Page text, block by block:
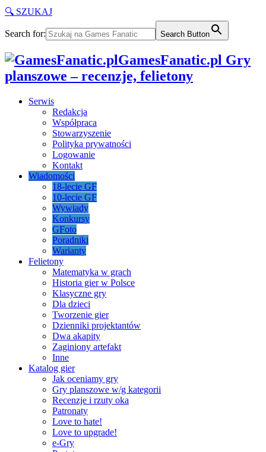
🔍 SZUKAJ
Search for: Search Button
GamesFanatic.pl Gry
planszowe – recenzje, felietony
Serwis
Redakcja
Współpraca
Stowarzyszenie
Polityka prywatności
Logowanie
Kontakt
Wiadomości
18-lecie GF
10-lecie GF
Wywiady
Konkursy
GFoto
Poradniki
Warianty
Felietony
Matematyka w grach
Historia gier w Polsce
Klasyczne gry
Dla dzieci
Tworzenie gier
Dzienniki projektantów
Dwa akapity
Zaginiony artefakt
Inne
Katalog gier
Jak oceniamy gry
Gry planszowe w/g kategorii
Recenzje i rzuty oka
Patronaty
Love to hate!
Love to upgrade!
e-Gry